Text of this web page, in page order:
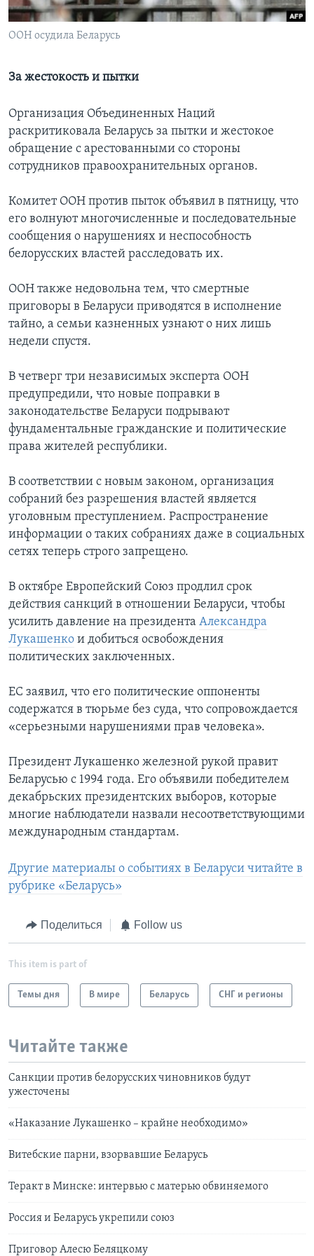
Learning English
Языки
ООН осудила Беларусь
За жестокость и пытки
Организация Объединенных Наций
раскритиковала Беларусь за пытки и жестокое
обращение с арестованными со стороны
сотрудников правоохранительных органов.
Комитет ООН против пыток объявил в пятницу, что
его волнуют многочисленные и последовательные
сообщения о нарушениях и неспособность
белорусских властей расследовать их.
ООН также недовольна тем, что смертные
приговоры в Беларуси приводятся в исполнение
тайно, а семьи казненных узнают о них лишь
недели спустя.
В четверг три независимых эксперта ООН
предупредили, что новые поправки в
законодательстве Беларуси подрывают
фундаментальные гражданские и политические
права жителей республики.
В соответствии с новым законом, организация
собраний без разрешения властей является
уголовным преступлением. Распространение
информации о таких собраниях даже в социальных
сетях теперь строго запрещено.
В октябре Европейский Союз продлил срок
действия санкций в отношении Беларуси, чтобы
усилить давление на президента Александра
Лукашенко и добиться освобождения
политических заключенных.
ЕС заявил, что его политические оппоненты
содержатся в тюрьме без суда, что сопровождается
«серьезными нарушениями прав человека».
Президент Лукашенко железной рукой правит
Беларусью с 1994 года. Его объявили победителем
декабрьских президентских выборов, которые
многие наблюдатели назвали несоответствующими
международным стандартам.
Другие материалы о событиях в Беларуси читайте в
рубрике «Беларусь»
Поделиться Follow us
This item is part of
Темы дня В мире Беларусь СНГ и регионы
Читайте также
Санкции против белорусских чиновников будут
ужесточены
«Наказание Лукашенко – крайне необходимо»
Витебские парни, взорвавшие Беларусь
Теракт в Минске: интервью с матерью обвиняемого
Россия и Беларусь укрепили союз
Приговор Алесю Беляцкому